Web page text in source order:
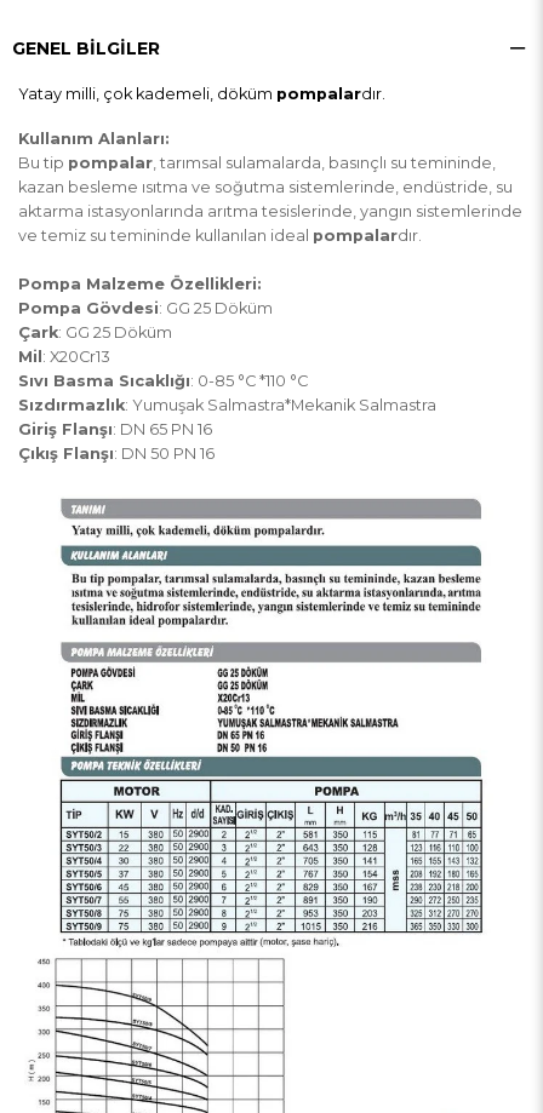
GENEL BILGILER
Yatay milli, çok kademeli, döküm pompalardır.
Kullanım Alanları:
Bu tip pompalar, tarımsal sulamalarda, basınçlı su temininde,
kazan besleme ısıtma ve soğutma sistemlerinde, endüstride, su
aktarma istasyonlarında arıtma tesislerinde, yangın sistemlerinde
ve temiz su temininde kullanılan ideal pompalardır.
Pompa Malzeme Özellikleri:
Pompa Gövdesi: GG 25 Döküm
Çark: GG 25 Döküm
Mil : X20Cr13
Sıvı Basma Sıcaklığı: 0-85 °C *110 °C
Sızdırmazlık: Yumuşak Salmastra*Mekanik Salmastra
Giriş Flanşı: DN 65 PN 16
Çıkış Flanşı: DN 50 PN 16